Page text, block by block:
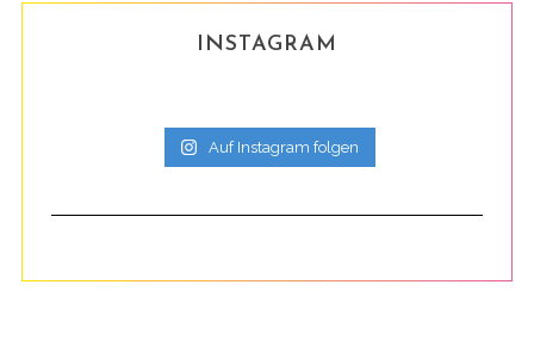
INSTAGRAM
Auf Instagram folgen